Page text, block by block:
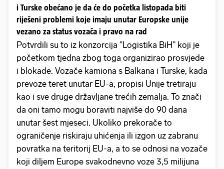
i Turske obećano je da će do početka listopada biti
riješeni problemi koje imaju unutar Europske unije
vezano za status vozača i pravo na rad
Potvrdili su to iz konzorcija "Logistika BiH" koji je
početkom tjedna zbog toga organizirao prosvjede
i blokade. Vozače kamiona s Balkana i Turske, kada
prevoze teret unutar EU-a, propisi Unije tretiraju
kao i sve druge državljane trećih zemalja. To znači
da oni tamo mogu boraviti najviše do 90 dana
unutar šest mjeseci. Ukoliko prekorače to
ograničenje riskiraju uhićenja ili izgon uz zabranu
povratka na teritorij EU-a, a to se odnosi na vozače
koji diljem Europe svakodnevno voze 3,5 milijuna